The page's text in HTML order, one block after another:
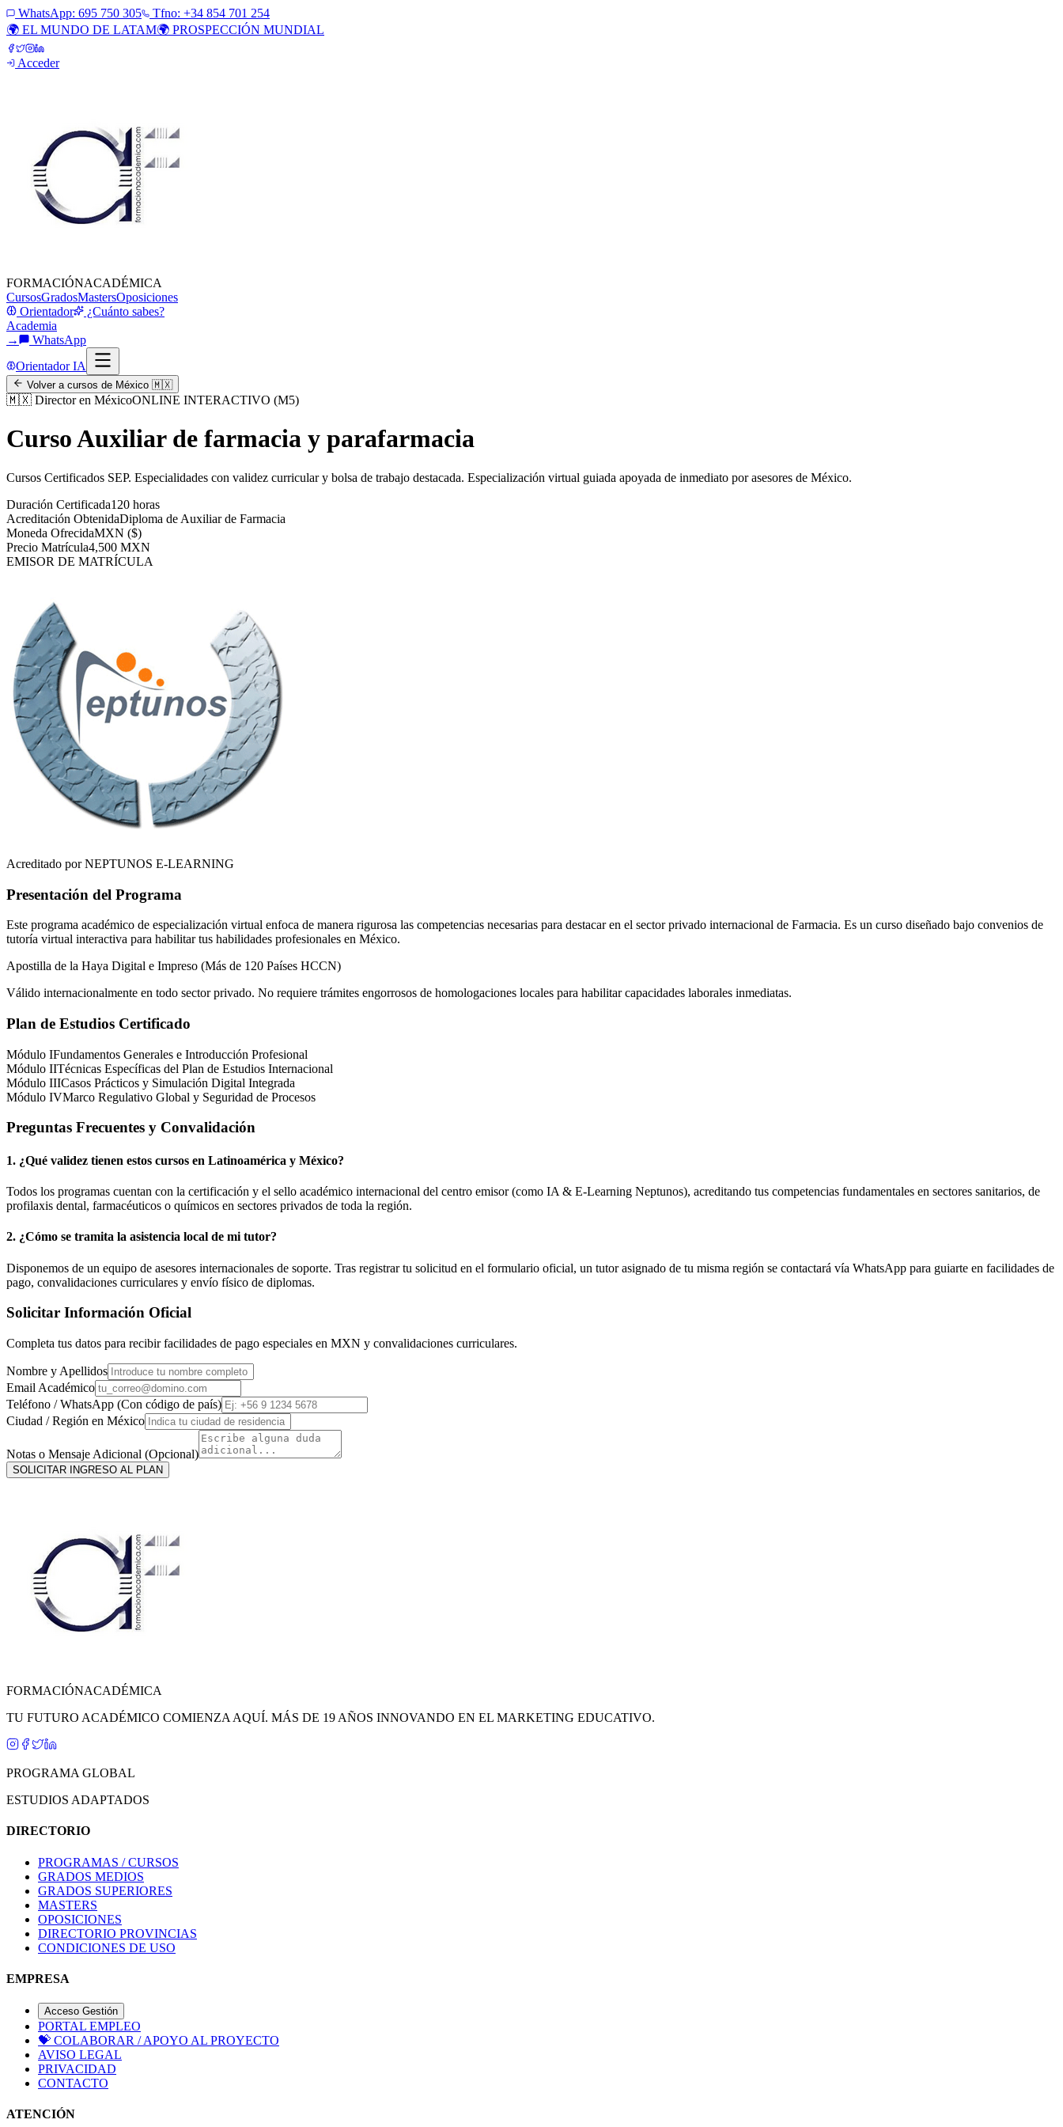
WhatsApp: 695 750 305
Tfno: +34 854 701 254
🌍 EL MUNDO DE LATAM🌍 PROSPECCIÓN MUNDIAL
Acceder
FORMACIÓNACADÉMICA
CursosGradosMastersOposiciones
Orientador
¿Cuánto sabes?
Academia
→
WhatsApp
Orientador IA
Volver a cursos de México 🇲🇽
🇲🇽 Director en MéxicoONLINE INTERACTIVO (M5)
Curso Auxiliar de farmacia y parafarmacia
Cursos Certificados SEP. Especialidades con validez curricular y bolsa de trabajo destacada. Especialización virtual guiada apoyada de inmediato por asesores de México.
Duración Certificada120 horas
Acreditación ObtenidaDiploma de Auxiliar de Farmacia
Moneda OfrecidaMXN ($)
Precio Matrícula4,500 MXN
EMISOR DE MATRÍCULA
Acreditado por NEPTUNOS E-LEARNING
Presentación del Programa
Este programa académico de especialización virtual enfoca de manera rigurosa las competencias necesarias para destacar en el sector privado internacional de Farmacia. Es un curso diseñado bajo convenios de
tutoría virtual interactiva para habilitar tus habilidades profesionales en México.
Apostilla de la Haya Digital e Impreso (Más de 120 Países HCCN)
Válido internacionalmente en todo sector privado. No requiere trámites engorrosos de homologaciones locales para habilitar capacidades laborales inmediatas.
Plan de Estudios Certificado
Módulo IFundamentos Generales e Introducción Profesional
Módulo IITécnicas Específicas del Plan de Estudios Internacional
Módulo IIICasos Prácticos y Simulación Digital Integrada
Módulo IVMarco Regulativo Global y Seguridad de Procesos
Preguntas Frecuentes y Convalidación
1. ¿Qué validez tienen estos cursos en Latinoamérica y México?
Todos los programas cuentan con la certificación y el sello académico internacional del centro emisor (como IA & E-Learning Neptunos), acreditando tus competencias fundamentales en sectores sanitarios, de
profilaxis dental, farmacéuticos o químicos en sectores privados de toda la región.
2. ¿Cómo se tramita la asistencia local de mi tutor?
Disponemos de un equipo de asesores internacionales de soporte. Tras registrar tu solicitud en el formulario oficial, un tutor asignado de tu misma región se contactará vía WhatsApp para guiarte en facilidades de
pago, convalidaciones curriculares y envío físico de diplomas.
Solicitar Información Oficial
Completa tus datos para recibir facilidades de pago especiales en MXN y convalidaciones curriculares.
Nombre y Apellidos
Email Académico
Teléfono / WhatsApp (Con código de país)
Ciudad / Región en México
Notas o Mensaje Adicional (Opcional)
SOLICITAR INGRESO AL PLAN
FORMACIÓNACADÉMICA
TU FUTURO ACADÉMICO COMIENZA AQUÍ. MÁS DE 19 AÑOS INNOVANDO EN EL MARKETING EDUCATIVO.
PROGRAMA GLOBAL
ESTUDIOS ADAPTADOS
DIRECTORIO
PROGRAMAS / CURSOS
GRADOS MEDIOS
GRADOS SUPERIORES
MASTERS
OPOSICIONES
DIRECTORIO PROVINCIAS
CONDICIONES DE USO
EMPRESA
Acceso Gestión
PORTAL EMPLEO
💝 COLABORAR / APOYO AL PROYECTO
AVISO LEGAL
PRIVACIDAD
CONTACTO
ATENCIÓN